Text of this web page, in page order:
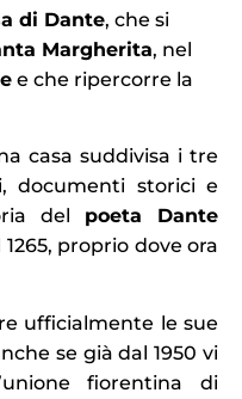
di Dante, che si
Margherita, nel
e che ripercorre la
casa suddivisa i tre
documenti storici e
del poeta Dante
proprio dove ora
ufficialmente le sue
se già dal 1950 vi
fiorentina di